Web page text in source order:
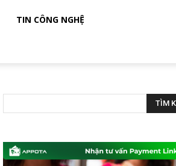
TIN CÔNG NGHỆ